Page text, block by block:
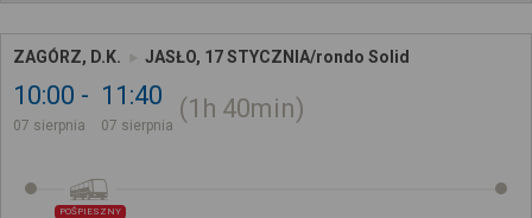
ZAGÓRZ, D.K. JASŁO, 17 STYCZNIA/rondo Solid
10:00
07 sierpnia
11:40
07 sierpnia
1h 40min
POŚPIESZNY